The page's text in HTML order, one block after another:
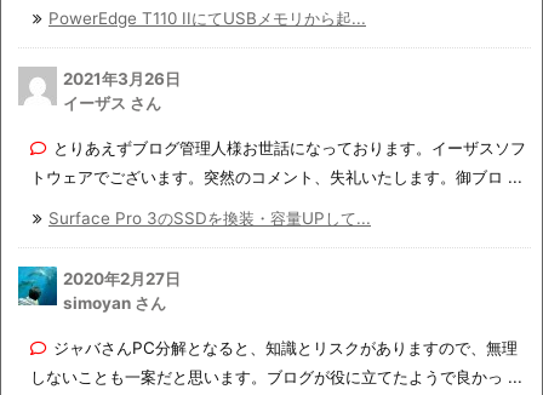
PowerEdge T110 IIにてUSBメモリから起...
2021年3月26日
イーザス さん
とりあえずブログ管理人様お世話になっております。イーザスソフ
トウェアでございます。突然のコメント、失礼いたします。御ブロ ...
Surface Pro 3のSSDを換装・容量UPして...
2020年2月27日
simoyan さん
ジャバさんPC分解となると、知識とリスクがありますので、無理
しないことも一案だと思います。ブログが役に立てたようで良かっ ...